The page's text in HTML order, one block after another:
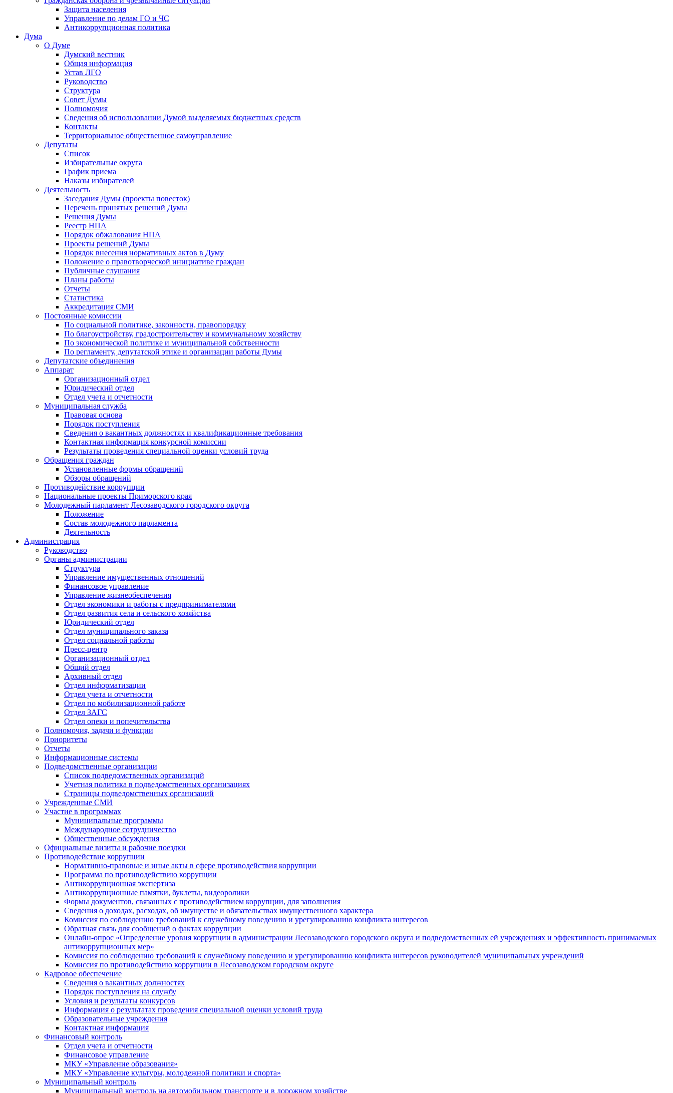
Защита населения
Управление по делам ГО и ЧС
Антикоррупционная политика
Дума
О Думе
Думский вестник
Общая информация
Устав ЛГО
Руководство
Структура
Совет Думы
Полномочия
Сведения об использовании Думой выделяемых бюджетных средств
Контакты
Территориальное общественное самоуправление
Депутаты
Список
Избирательные округа
График приема
Наказы избирателей
Деятельность
Заседания Думы (проекты повесток)
Перечень принятых решений Думы
Решения Думы
Реестр НПА
Порядок обжалования НПА
Проекты решений Думы
Порядок внесения нормативных актов в Думу
Положение о правотворческой инициативе граждан
Публичные слушания
Планы работы
Отчеты
Статистика
Аккредитация СМИ
Постоянные комиссии
По социальной политике, законности, правопорядку
По благоустройству, градостроительству и коммунальному хозяйству
По экономической политике и муниципальной собственности
По регламенту, депутатской этике и организации работы Думы
Депутатские объединения
Аппарат
Организационный отдел
Юридический отдел
Отдел учета и отчетности
Муниципальная служба
Правовая основа
Порядок поступления
Сведения о вакантных должностях и квалификационные требования
Контактная информация конкурсной комиссии
Результаты проведения специальной оценки условий труда
Обращения граждан
Установленные формы обращений
Обзоры обращений
Противодействие коррупции
Национальные проекты Приморского края
Молодежный парламент Лесозаводского городского округа
Положение
Состав молодежного парламента
Деятельность
Администрация
Руководство
Органы администрации
Структура
Управление имущественных отношений
Финансовое управление
Управление жизнеобеспечения
Отдел экономики и работы с предпринимателями
Отдел развития села и сельского хозяйства
Юридический отдел
Отдел муниципального заказа
Отдел социальной работы
Пресс-центр
Организационный отдел
Общий отдел
Архивный отдел
Отдел информатизации
Отдел учета и отчетности
Отдел по мобилизационной работе
Отдел ЗАГС
Отдел опеки и попечительства
Полномочия, задачи и функции
Приоритеты
Отчеты
Информационные системы
Подведомственные организации
Список подведомственных организаций
Учетная политика в подведомственных организациях
Страницы подведомственных организаций
Учрежденные СМИ
Участие в программах
Муниципальные программы
Международное сотрудничество
Общественные обсуждения
Официальные визиты и рабочие поездки
Противодействие коррупции
Нормативно-правовые и иные акты в сфере противодействия коррупции
Программа по противодействию коррупции
Антикоррупционная экспертиза
Антикоррупционные памятки, буклеты, видеоролики
Формы документов, связанных с противодействием коррупции, для заполнения
Сведения о доходах, расходах, об имуществе и обязательствах имущественного характера
Комиссия по соблюдению требований к служебному поведению и урегулированию конфликта интересов
Обратная связь для сообщений о фактах коррупции
Онлайн-опрос «Определение уровня коррупции в администрации Лесозаводского городского округа и подведомственных ей учреждениях и эффективность принимаемых
антикоррупционных мер»
Комиссия по соблюдению требований к служебному поведению и урегулированию конфликта интересов руководителей муниципальных учреждений
Комиссия по противодействию коррупции в Лесозаводском городском округе
Кадровое обеспечение
Сведения о вакантных должностях
Порядок поступления на службу
Условия и результаты конкурсов
Информация о результатах проведения специальной оценки условий труда
Образовательные учреждения
Контактная информация
Финансовый контроль
Отдел учета и отчетности
Финансовое управление
МКУ «Управление образования»
МКУ «Управление культуры, молодежной политики и спорта»
Муниципальный контроль
Муниципальный контроль на автомобильном транспорте и в дорожном хозяйстве